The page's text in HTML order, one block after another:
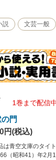
説 文芸一般
1巻まで配信
門
円(税込)
は青空文庫のタイ
（昭和41）年2月